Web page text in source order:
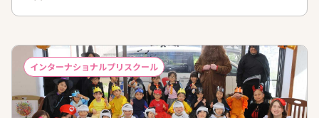
インターナショナルプリスクール